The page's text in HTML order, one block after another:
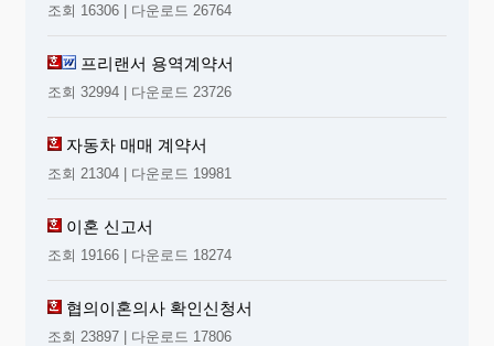
조회 16306 | 다운로드 26764
프리랜서 용역계약서
조회 32994 | 다운로드 23726
자동차 매매 계약서
조회 21304 | 다운로드 19981
이혼 신고서
조회 19166 | 다운로드 18274
협의이혼의사 확인신청서
조회 23897 | 다운로드 17806